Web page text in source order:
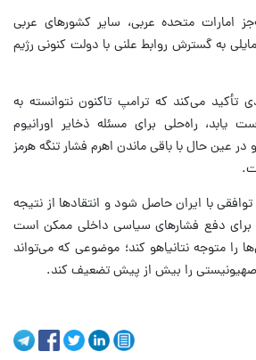
امارات متحده عربی، سایر کشورهای عربی
به گسترش روابط علنی با دولت کنونی رژیم
تأکید می‌کند که ترامپ تاکنون نتوانسته به
یابد، راه‌حلی برای مسئله ذخایر اورانیوم
در عین حال با باقی ماندن اهرم فشار تنگه هرمز
با ایران حاصل شود و انتقادها از نتیجه
برای دفع فشارهای سیاسی داخلی ممکن است
را متوجه نتانیاهو کند؛ موضوعی که می‌تواند
را بیش از پیش تضعیف کند.